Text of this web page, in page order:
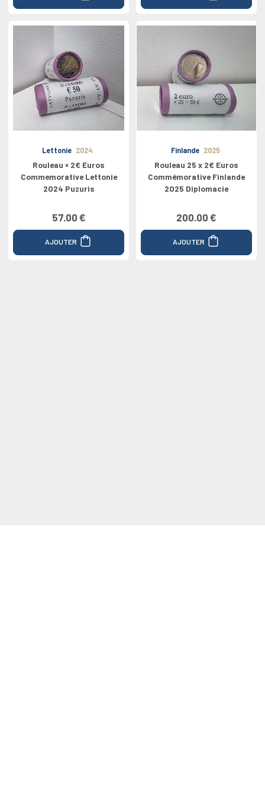
Lettonie 2024
Rouleau × 2€ Euros
Commemorative Lettonie
2024 Puzuris
57.00 €
AJOUTER
Finlande 2025
Rouleau 25 x 2€ Euros
Commémorative Finlande
2025 Diplomacie
200.00 €
AJOUTER